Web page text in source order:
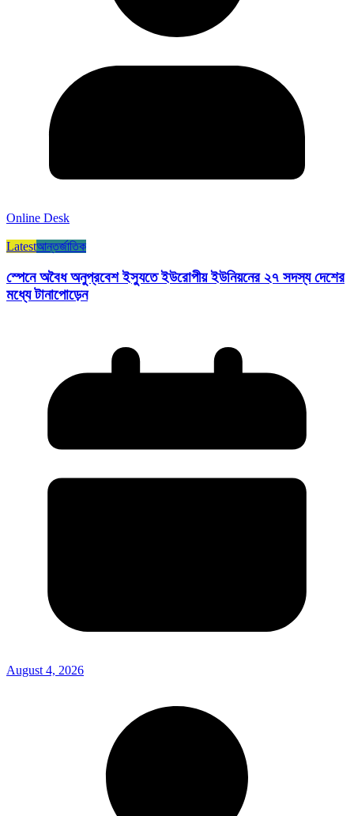
Online Desk
Latestআন্তর্জাতিক
স্পেনে অবৈধ অনুপ্রবেশ ইস্যুতে ইউরোপীয় ইউনিয়নের ২৭ সদস্য দেশের
মধ্যে টানাপোড়েন
August 4, 2026